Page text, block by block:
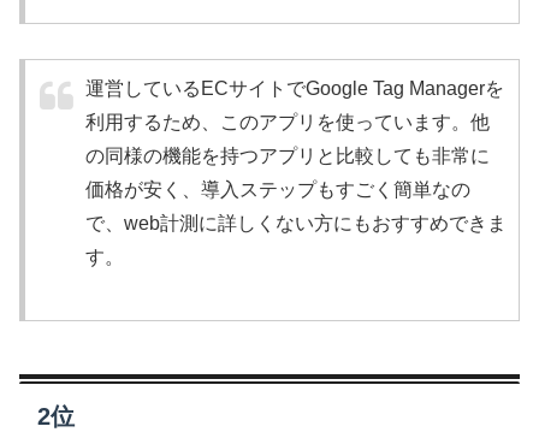
運営しているECサイトでGoogle Tag Managerを
利用するため、このアプリを使っています。他
の同様の機能を持つアプリと比較しても非常に
価格が安く、導入ステップもすごく簡単なの
で、web計測に詳しくない方にもおすすめできま
す。
2位